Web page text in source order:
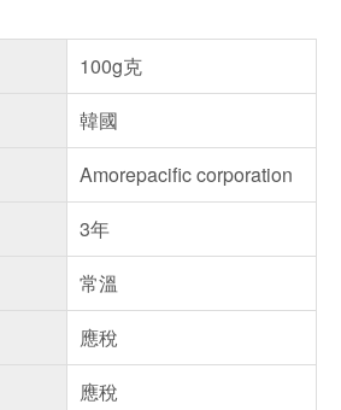
100g克
韓國
Amorepacific corporation
3年
常溫
應稅
應稅